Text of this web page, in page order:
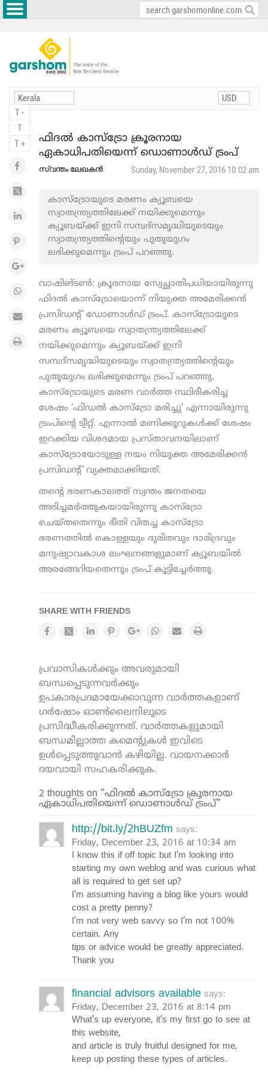
T -
T
T +
ഫിദല്‍ കാസ്ട്രോ ക്രൂരനായ
ഏകാധിപതിയെന്ന് ഡൊണാള്‍ഡ് ട്രംപ്
സ്വന്തം ലേഖകന്‍ Sunday, November 27, 2016 10:02 am
കാസ്ട്രോയുടെ മരണം ക്യൂബയെ
സ്വാതന്ത്ര്യത്തിലേക്ക് നയിക്കുമെന്നും
ക്യൂബയ്ക്ക് ഇനി സമ്പദ്സമൃദ്ധിയുടെയും
സ്വാതന്ത്ര്യത്തിന്റെയും പുതുയുഗം
ലഭിക്കുമെന്നും ട്രംപ് പറഞ്ഞു.
വാഷിങ്ടണ്‍: ക്രൂരനായ സ്വേച്ഛാതിപധിയായിരുന്നു
ഫിദല്‍ കാസ്ട്രോയൊന്ന് നിയുക്ത അമേരിക്കന്‍
പ്രസിഡന്റ് ഡോണാള്‍ഡ് ട്രംപ്. കാസ്ട്രോയുടെ
മരണം ക്യൂബയെ സ്വാതന്ത്ര്യത്തിലേക്ക്
നയിക്കുമെന്നും ക്യൂബയ്ക്ക് ഇനി
സമ്പദ്സമൃദ്ധിയുടെയും സ്വാതന്ത്ര്യത്തിന്റെയും
പുതുയുഗം ലഭിക്കുമെന്നും ട്രംപ് പറഞ്ഞു.
കാസ്ട്രോയുടെ മരണ വാര്‍ത്ത സ്ഥിരീകരിച്ച
ശേഷം ‘ഫിഡല്‍ കാസ്ട്രോ മരിച്ചു’ എന്നായിരുന്നു
ട്രംപിന്റെ ട്വീറ്റ്. എന്നാല്‍ മണിക്കൂറുകള്‍ക്ക് ശേഷം
ഇറക്കിയ വിശദമായ പ്രസ്താവനയിലാണ്
കാസ്ട്രോയോടുള്ള നയം നിയുക്ത അമേരിക്കന്‍
പ്രസിഡന്റ് വ്യക്തമാക്കിയത്.
തന്റെ ഭരണകാലത്ത് സ്വന്തം ജനതയെ
അടിച്ചമര്‍ത്തുകയായിരുന്നു കാസ്ട്രോ
ചെയ്തതെന്നും ഭീതി വിതച്ച കാസ്ട്രോ
ഭരണത്തില്‍ കൊള്ളയും ദുരിതവും ദാരിദ്രവും
മനുഷ്യാവകാശ ലംഘനങ്ങളുമാണ് ക്യൂബയില്‍
അരങ്ങേറിയതെന്നും ട്രംപ് കൂട്ടിച്ചേര്‍ത്തു.
SHARE WITH FRIENDS
പ്രവാസികൾക്കും അവരുമായി
ബന്ധപ്പെടുന്നവർക്കും
ഉപകാരപ്രദമായേക്കാവുന്ന വാർത്തകളാണ്
ഗർഷോം ഓൺലൈനിലൂടെ
പ്രസിദ്ധീകരിക്കുന്നത്. വാർത്തകളുമായി
ബന്ധമില്ലാത്ത കമെന്റുകൾ ഇവിടെ
ഉൾപ്പെടുത്തുവാൻ കഴിയില്ല. വായനക്കാർ
ദയവായി സഹകരിക്കുക.
2 thoughts on “ഫിദല്‍ കാസ്ട്രോ ക്രൂരനായ
ഏകാധിപതിയെന്ന് ഡൊണാള്‍ഡ് ട്രംപ്”
http://bit.ly/2hBUZfm says:
Friday, December 23, 2016 at 10:34 am
I know this if off topic but I’m looking into
starting my own weblog and was curious what
all is required to get set up?
I’m assuming having a blog like yours would
cost a pretty penny?
I’m not very web savvy so I’m not 100%
certain. Any
tips or advice would be greatly appreciated.
Thank you
financial advisors available says:
Friday, December 23, 2016 at 8:14 pm
What’s up everyone, it’s my first go to see at
this website,
and article is truly fruitful designed for me,
keep up posting these types of articles.